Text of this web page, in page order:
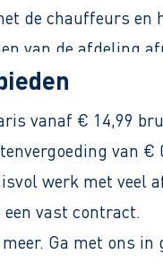
de chauffeurs en
van de afdeling
de planner en
werkweek
weekend begint
vanaf € 14,99
van €
werk met veel
een vast contract.
Ga met ons